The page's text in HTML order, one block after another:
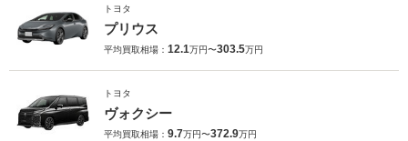
トヨタ
プリウス
平均買取相場： 12.1万円〜303.5万円
トヨタ
ヴォクシー
平均買取相場： 9.7万円〜372.9万円